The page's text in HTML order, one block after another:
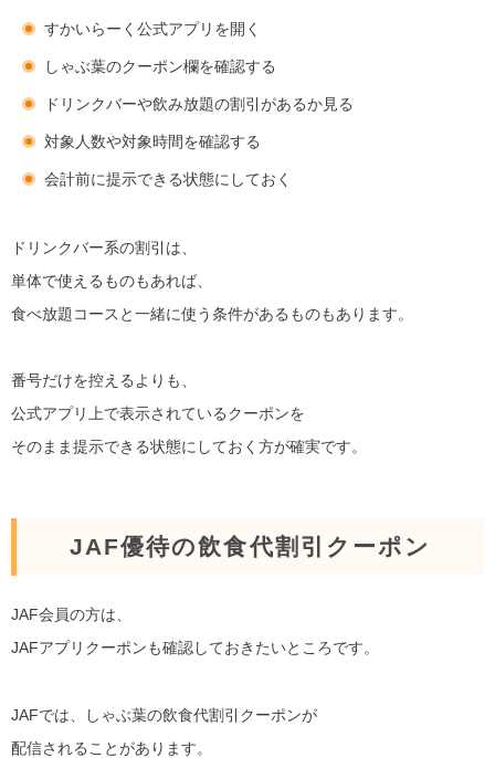
すかいらーく公式アプリを開く
しゃぶ葉のクーポン欄を確認する
ドリンクバーや飲み放題の割引があるか見る
対象人数や対象時間を確認する
会計前に提示できる状態にしておく
ドリンクバー系の割引は、
単体で使えるものもあれば、
食べ放題コースと一緒に使う条件があるものもあります。
番号だけを控えるよりも、
公式アプリ上で表示されているクーポンを
そのまま提示できる状態にしておく方が確実です。
JAF優待の飲食代割引クーポン
JAF会員の方は、
JAFアプリクーポンも確認しておきたいところです。
JAFでは、しゃぶ葉の飲食代割引クーポンが
配信されることがあります。